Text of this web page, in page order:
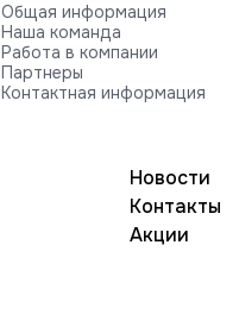
Общая информация
Наша команда
Работа в компании
Партнеры
Контактная информация
Новости
Контакты
Акции